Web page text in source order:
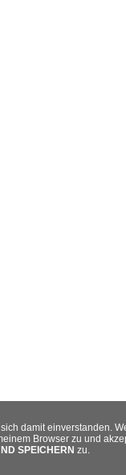
damit einverstanden.
Browser zu und
SPEICHERN zu.